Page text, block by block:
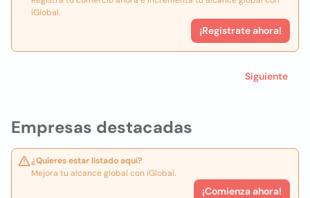
Empresas destacadas
¿Quieres estar listado aquí?
Mejora tu alcance global con iGlobal.
¡Comienza ahora!
iGlobal.
¡Registrate ahora!
Siguiente